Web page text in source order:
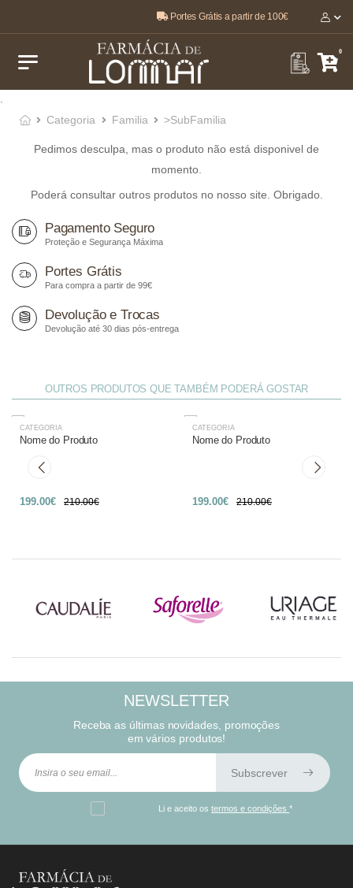
O melhor, pela sua saúde e bem-estar 🤍
Portes Grátis a partir de 100€
0
Categoria
Familia >SubFamilia
Pedimos desculpa, mas o produto não está disponivel de
momento.
Poderá consultar outros produtos no nosso site. Obrigado.
Pagamento Seguro
Proteção e Segurança Máxima
Portes Grátis
Para compra a partir de 99€
Devolução e Trocas
Devolução até 30 dias pós-entrega
OUTROS PRODUTOS QUE TAMBÉM PODERÁ GOSTAR
-27%
CATEGORIA
Nome do Produto
199.00€ 210.00€
-27%
CATEGORIA
Nome do Produto
199.00€ 210.00€
NEWSLETTER
Receba as últimas novidades, promoções
em vários produtos!
Subscrever
Li e aceito ostermos e condições*